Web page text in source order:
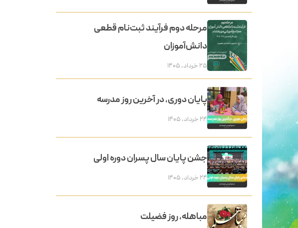
مرحله دوم فرآیند ثبت‌نام قطعی
دانش‌آموزان
۲۵ خرداد, ۱۴۰۵
پایان دوری، در آخرین روز مدرسه
۲۴ خرداد, ۱۴۰۵
جشن پایان سال پسران دوره اولی
۲۴ خرداد, ۱۴۰۵
مباهله، روز فضیلت